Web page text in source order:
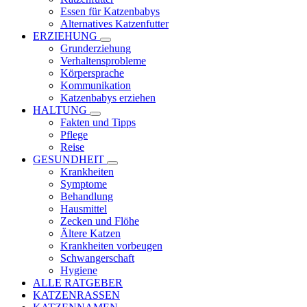
Essen für Katzenbabys
Alternatives Katzenfutter
ERZIEHUNG
Grunderziehung
Verhaltensprobleme
Körpersprache
Kommunikation
Katzenbabys erziehen
HALTUNG
Fakten und Tipps
Pflege
Reise
GESUNDHEIT
Krankheiten
Symptome
Behandlung
Hausmittel
Zecken und Flöhe
Ältere Katzen
Krankheiten vorbeugen
Schwangerschaft
Hygiene
ALLE RATGEBER
KATZENRASSEN